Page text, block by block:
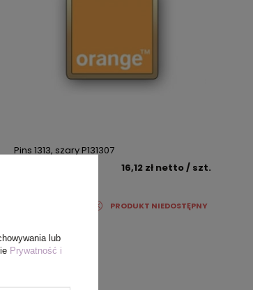
Pins 1313, szary P131307
16,12 złnetto/ szt.
PRODUKT NIEDOSTĘPNY
lub
Prywatność i